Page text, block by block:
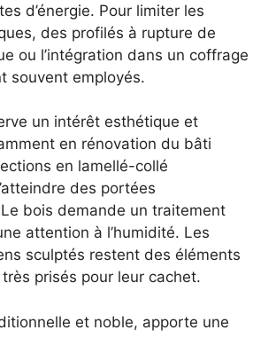
d’énergie. Pour limiter les
des profilés à rupture de
ou l’intégration dans un coffrage
souvent employés.
un intérêt esthétique et
en rénovation du bâti
en lamellé-collé
des portées
bois demande un traitement
attention à l’humidité. Les
sculptés restent des éléments
prisés pour leur cachet.
et noble, apporte une